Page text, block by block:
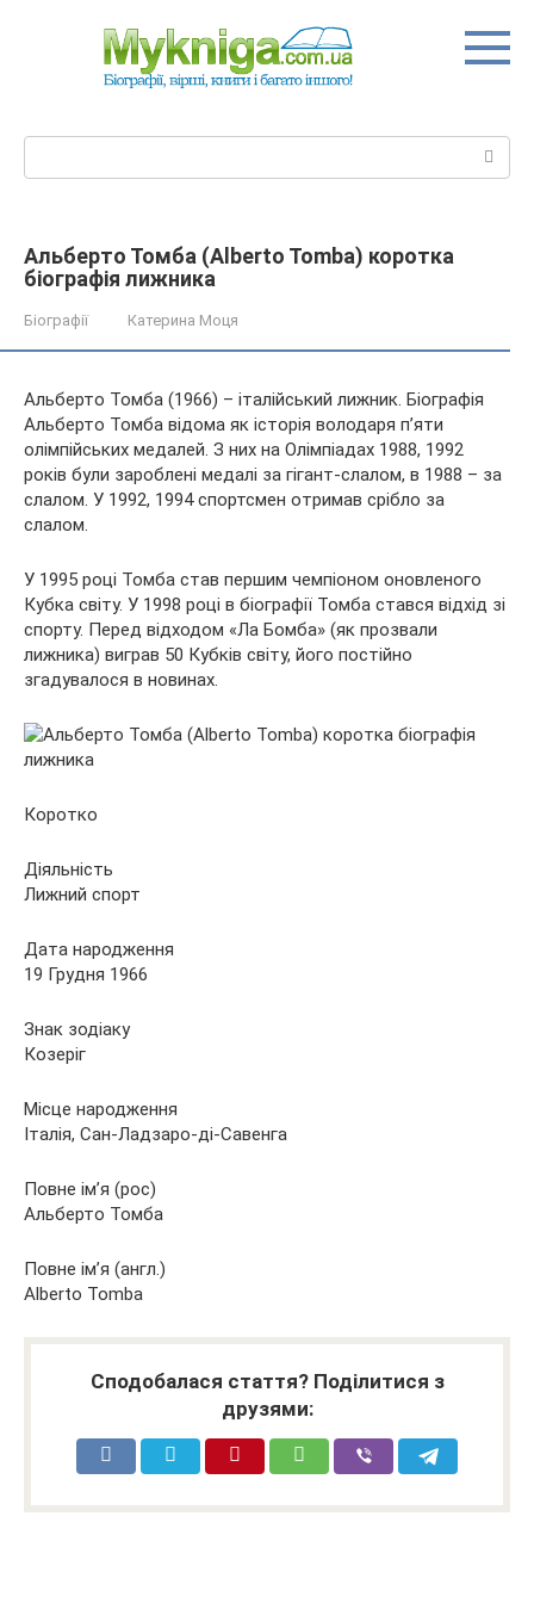
Альберто Томба (Alberto Tomba) коротка
біографія лижника
Біографії Катерина Моця
Альберто Томба (1966) – італійський лижник. Біографія
Альберто Томба відома як історія володаря п’яти
олімпійських медалей. З них на Олімпіадах 1988, 1992
років були зароблені медалі за гігант-слалом, в 1988 – за
слалом. У 1992, 1994 спортсмен отримав срібло за
слалом.
У 1995 році Томба став першим чемпіоном оновленого
Кубка світу. У 1998 році в біографії Томба стався відхід зі
спорту. Перед відходом «Ла Бомба» (як прозвали
лижника) виграв 50 Кубків світу, його постійно
згадувалося в новинах.
Коротко
Діяльність
Лижний спорт
Дата народження
19 Грудня 1966
Знак зодіаку
Козеріг
Місце народження
Італія, Сан-Ладзаро-ді-Савенга
Повне ім’я (рос)
Альберто Томба
Повне ім’я (англ.)
Alberto Tomba
Сподобалася стаття? Поділитися з
друзями: